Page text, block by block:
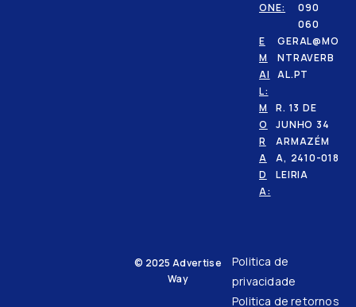
ONE:
090
060
E
M
AI
L:
GERAL@MO
NTRAVERB
AL.PT
M
O
R
A
D
A:
R. 13 DE
JUNHO 34
ARMAZÉM
A, 2410-018
LEIRIA
Politica de
privacidade
Politica de retornos
© 2025Advertise
Way